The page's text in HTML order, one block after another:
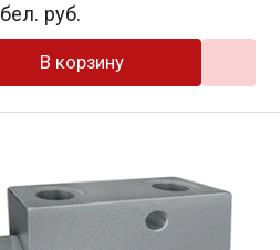
бел. руб.
В корзину